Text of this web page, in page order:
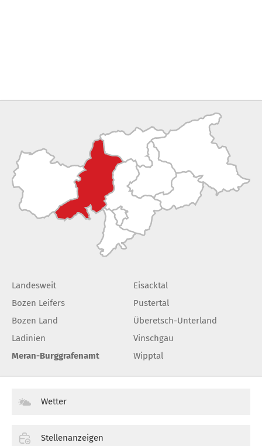
Landesweit
Bozen Leifers
Bozen Land
Ladinien
Meran-Burggrafenamt
Eisacktal
Pustertal
Überetsch-Unterland
Vinschgau
Wipptal
Wetter
Stellenanzeigen